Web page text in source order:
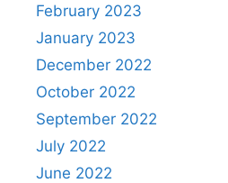
February 2023
January 2023
December 2022
October 2022
September 2022
July 2022
June 2022